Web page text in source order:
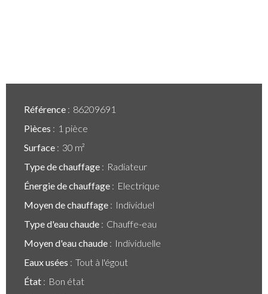
Référence
86209691
Pièces
1 pièce
Surface
30 m²
Type de chauffage
Radiateur
Énergie de chauffage
Electrique
Moyen de chauffage
Individuel
Type d'eau chaude
Chauffe-eau
Moyen d'eau chaude
Individuelle
Eaux usées
Tout à l'égout
État
Bon état